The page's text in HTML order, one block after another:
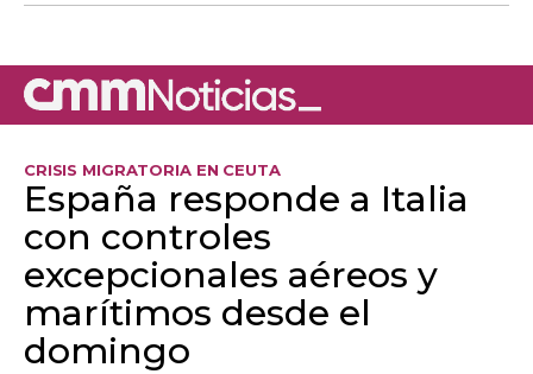
CRISIS MIGRATORIA EN CEUTA
España responde a Italia
con controles
excepcionales aéreos y
marítimos desde el
domingo